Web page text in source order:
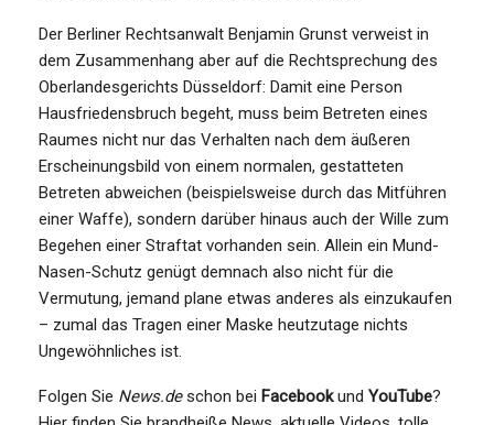
Der Berliner Rechtsanwalt Benjamin Grunst verweist in
dem Zusammenhang aber auf die Rechtsprechung des
Oberlandesgerichts Düsseldorf: Damit eine Person
Hausfriedensbruch begeht, muss beim Betreten eines
Raumes nicht nur das Verhalten nach dem äußeren
Erscheinungsbild von einem normalen, gestatteten
Betreten abweichen (beispielsweise durch das Mitführen
einer Waffe), sondern darüber hinaus auch der Wille zum
Begehen einer Straftat vorhanden sein. Allein ein Mund-
Nasen-Schutz genügt demnach also nicht für die
Vermutung, jemand plane etwas anderes als einzukaufen
– zumal das Tragen einer Maske heutzutage nichts
Ungewöhnliches ist.
Folgen Sie News.deschon bei Facebookund YouTube?